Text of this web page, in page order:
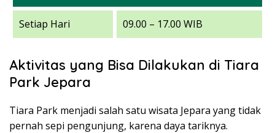
Setiap Hari 09.00 – 17.00 WIB
Aktivitas yang Bisa Dilakukan di Tiara
Park Jepara
Tiara Park menjadi salah satu wisata Jepara yang tidak
pernah sepi pengunjung, karena daya tariknya.